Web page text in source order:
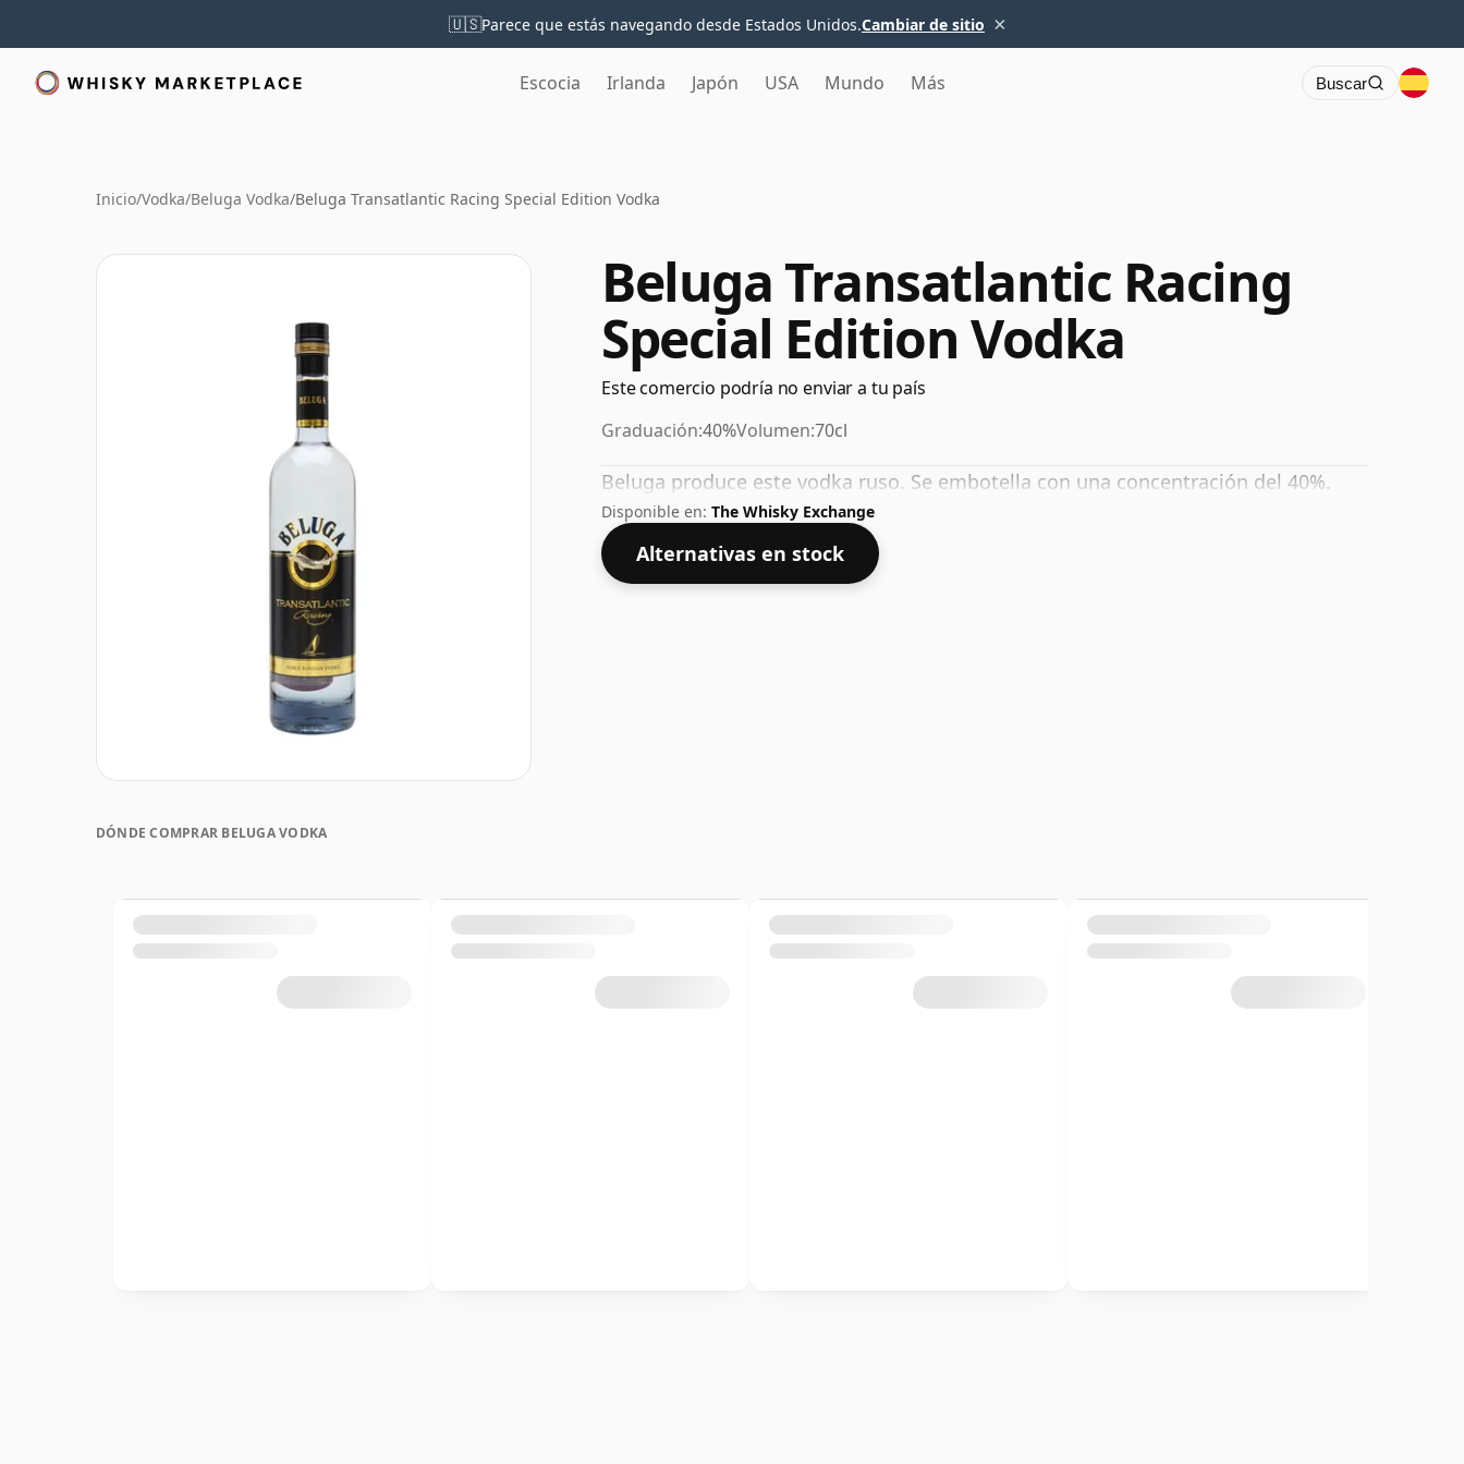
🇺🇸Parece que estás navegando desde Estados Unidos.Cambiar de sitio ×
Escocia Irlanda Japón USA Mundo Más Buscar
Inicio/Vodka/Beluga Vodka/Beluga Transatlantic Racing Special Edition Vodka
Beluga Transatlantic Racing
Special Edition Vodka
Este comercio podría no enviar a tu país
Graduación:40%Volumen:70cl
Beluga produce este vodka ruso. Se embotella con una concentración del 40%.
Disponible en: The Whisky Exchange
Alternativas en stock
DÓNDE COMPRAR BELUGA VODKA